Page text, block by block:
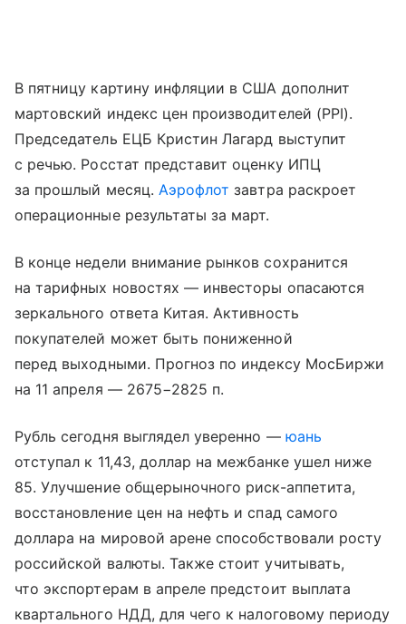
В пятницу картину инфляции в США дополнит
мартовский индекс цен производителей (PPI).
Председатель ЕЦБ Кристин Лагард выступит
с речью. Росстат представит оценку ИПЦ
за прошлый месяц. Аэрофлот завтра раскроет
операционные результаты за март.
В конце недели внимание рынков сохранится
на тарифных новостях — инвесторы опасаются
зеркального ответа Китая. Активность
покупателей может быть пониженной
перед выходными. Прогноз по индексу МосБиржи
на 11 апреля — 2675−2825 п.
Рубль сегодня выглядел уверенно — юань
отступал к 11,43, доллар на межбанке ушел ниже
85. Улучшение общерыночного риск-аппетита,
восстановление цен на нефть и спад самого
доллара на мировой арене способствовали росту
российской валюты. Также стоит учитывать,
что экспортерам в апреле предстоит выплата
квартального НДД, для чего к налоговому периоду